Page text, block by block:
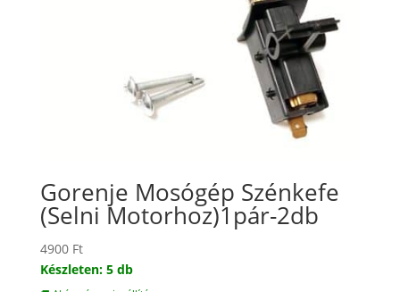
Gorenje Mosógép Szénkefe
(Selni Motorhoz)1pár-2db
4900 Ft
Készleten: 5 db